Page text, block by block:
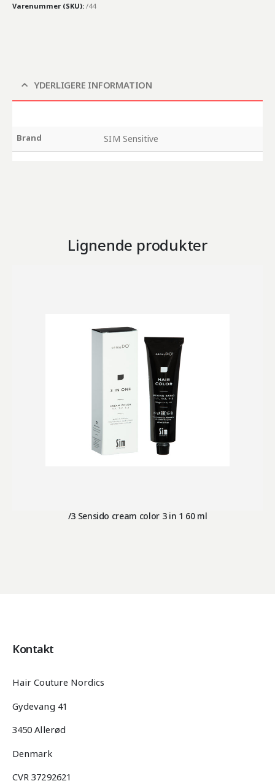
Varenummer (SKU): /44
YDERLIGERE INFORMATION
Brand SIM Sensitive
Lignende produkter
/3 Sensido cream color 3 in 1 60 ml
Kontakt
Hair Couture Nordics
Gydevang 41
3450 Allerød
Denmark
CVR 37292621